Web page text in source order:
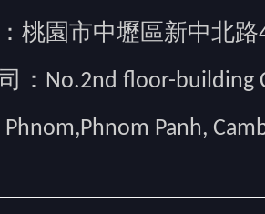
桃園市中壢區新中北路
：No.2nd floor-building
Phnom,Phnom Panh,